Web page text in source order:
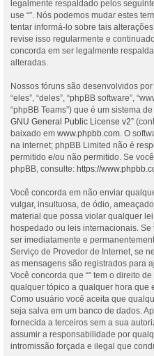
legalmente respaldado pelos
use “”. Nós podemos mudar estes
tentar informá-lo sobre tais
revise isso regularmente e
concorda em ser legalmente
alteradas.
Nossos fóruns são desenvolvidos
“eles”, “deles”, “phpBB software”,
“phpBB Teams”) que é um sistema
GNU General Public License v2”
baixado em www.phpbb.com. O
na internet; phpBB Limited não é
permitido e/ou não permitido. Se
phpBB, consulte: https://
Você concorda em não enviar
vulgar, insultuosa, de ódio,
material que possa violar qualquer
hospedado ou leis internacionais.
ser imediatamente e
Serviço de Provedor de Internet, se
as mensagens são registrados para
Você concorda que “” tem o direito
qualquer tópico a qualquer hora que
Como usuário você aceita que
seja salva em um banco de dados.
fornecida a terceiros sem a sua
assumir a responsabilidade por
intromissão forçada e ilegal que